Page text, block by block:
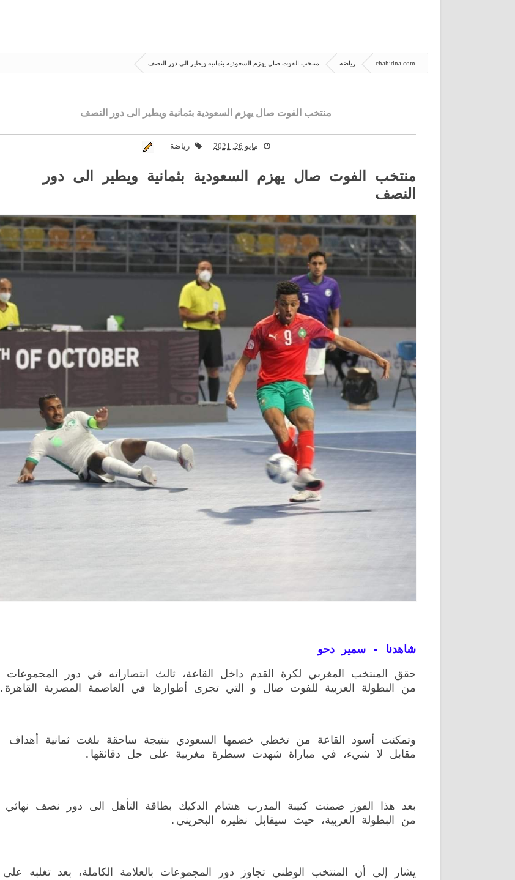
chahidna.com رياضة منتخب الفوت صال يهزم السعودية بثمانية ويطير الى دور النصف
منتخب الفوت صال يهزم السعودية بثمانية ويطير الى دور النصف
مايو 26, 2021 رياضة
منتخب الفوت صال يهزم السعودية بثمانية ويطير الى دور
النصف
شاهدنا - سمير دحو
حقق المنتخب المغربي لكرة القدم داخل القاعة، ثالث انتصاراته في دور المجموعات
من البطولة العربية للفوت صال و التي تجرى أطوارها في العاصمة المصرية القاهرة.
وتمكنت أسود القاعة من تخطي خصمها السعودي بنتيجة ساحقة بلغت ثمانية أهداف
مقابل لا شيء، في مباراة شهدت سيطرة مغربية على جل دقائقها.
بعد هذا الفوز ضمنت كتيبة المدرب هشام الدكيك بطاقة التأهل الى دور نصف نهائي
من البطولة العربية، حيث سيقابل نظيره البحريني.
يشار إلى أن المنتخب الوطني تجاوز دور المجموعات بالعلامة الكاملة، بعد تغلبه على